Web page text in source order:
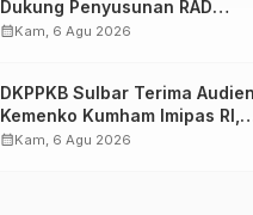
Dukung Penyusunan RAD
TPB/SDGs Sulawesi Barat
calendar_monthKam, 6 Agu 2026
DKPPKB Sulbar Terima
Kemenko Kumham Imipas RI,
Perkuat Pelayanan Kesehatan
calendar_monthKam, 6 Agu 2026